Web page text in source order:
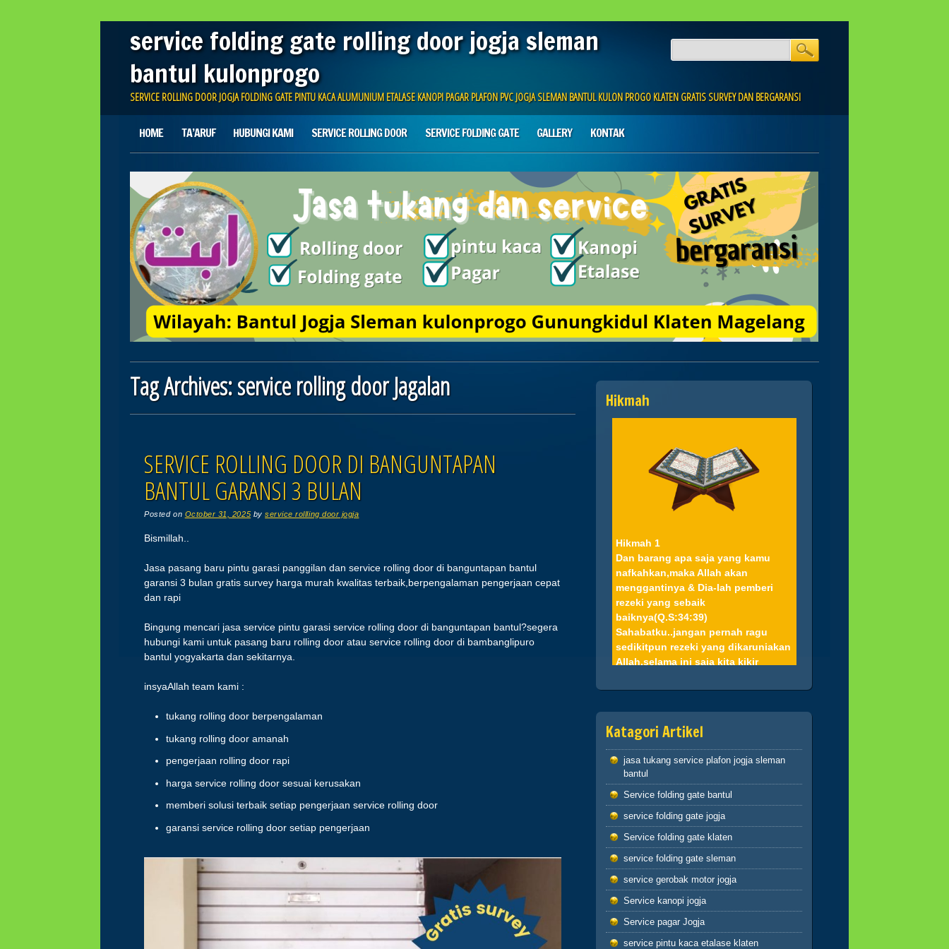
service folding gate rolling door jogja sleman
bantul kulonprogo
SERVICE ROLLING DOOR JOGJA FOLDING GATE PINTU KACA ALUMUNIUM ETALASE KANOPI PAGAR PLAFON PVC JOGJA SLEMAN BANTUL KULON PROGO KLATEN GRATIS SURVEY DAN BERGARANSI
Main menu
content
HOME TA’ARUF HUBUNGI KAMI SERVICE ROLLING DOOR SERVICE FOLDING GATE GALLERY KONTAK
Tag Archives:service rolling door Jagalan
SERVICE ROLLING DOOR DI BANGUNTAPAN
BANTUL GARANSI 3 BULAN
Posted on October 31, 2025 byservice rollling door jogja
Bismillah..
Jasa pasang baru pintu garasi panggilan dan service rolling door di banguntapan bantul
garansi 3 bulan gratis survey harga murah kwalitas terbaik,berpengalaman pengerjaan cepat
dan rapi
Bingung mencari jasa service pintu garasi service rolling door di banguntapan bantul?segera
hubungi kami untuk pasang baru rolling door atau service rolling door di bambanglipuro
bantul yogyakarta dan sekitarnya.
insyaAllah team kami :
tukang rolling door berpengalaman
tukang rolling door amanah
pengerjaan rolling door rapi
harga service rolling door sesuai kerusakan
memberi solusi terbaik setiap pengerjaan service rolling door
garansi service rolling door setiap pengerjaan
Hikmah
Hikmah 1
Dan barang apa saja yang kamu
nafkahkan,maka Allah akan
menggantinya & Dia-lah pemberi
rezeki yang sebaik
baiknya(Q.S:34:39)
Sahabatku..jangan pernah ragu
sedikitpun rezeki yang dikaruniakan
Allah,selama ini saja kita kikir
kepada kita apalagi kita gemar
Hikmah 2
Dan barang siapa berpaling dari
peringatan-Ku maka baginya
penghidupan yang
sempit(Q.S.20:124)
sahabatku..dosa-dosalah yang
menyempitkan hati, mari perbaiki
diri dan memohon ampun atas
dosa-dosa kita kepada Allah
Hikmah 3
jika engkau berbuat baik,berarti
berbuat baik untuk dirimu sendiri
dan jika engkau berbuat buruk maka
Katagori Artikel
jasa tukang service plafon jogja sleman
bantul
Service folding gate bantul
service folding gate jogja
Service folding gate klaten
service folding gate sleman
service gerobak motor jogja
Service kanopi jogja
Service pagar Jogja
service pintu kaca etalase klaten